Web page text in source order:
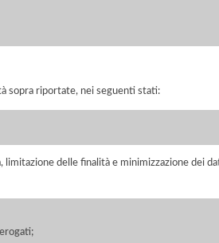
sopra riportate, nei seguenti stati:
delle finalità e minimizzazione dei